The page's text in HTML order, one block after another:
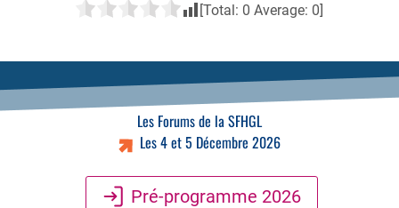
[Total: 0 Average: 0]
Les Forums de la SFHGL
Les 4 et 5 Décembre 2026
Pré-programme 2026